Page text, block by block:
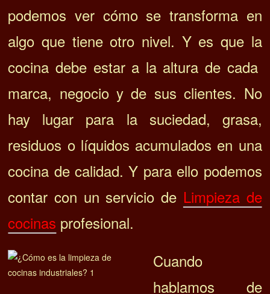
podemos ver cómo se transforma en
algo que tiene otro nivel. Y es que la
cocina debe estar a la altura de cada
marca, negocio y de sus clientes. No
hay lugar para la suciedad, grasa,
residuos o líquidos acumulados en una
cocina de calidad. Y para ello podemos
contar con un servicio de Limpieza de
cocinas profesional.
Cuando
hablamos de